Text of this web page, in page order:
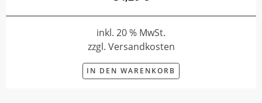
inkl. 20 % MwSt.
zzgl. Versandkosten
IN DEN WARENKORB